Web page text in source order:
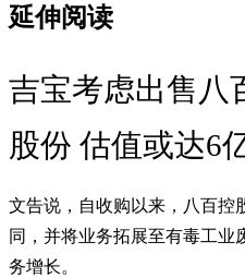
延伸阅读
吉宝考虑出售八
股份 估值或达6
文告说，自收购以来，八百控
同，并将业务拓展至有毒工业
务增长。